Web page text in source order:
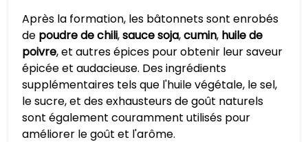
Après la formation, les bâtonnets sont enrobés
de poudre de chili,sauce soja,cumin, huile de
poivre, et autres épices pour obtenir leur saveur
épicée et audacieuse. Des ingrédients
supplémentaires tels que l'huile végétale, le sel,
le sucre, et des exhausteurs de goût naturels
sont également couramment utilisés pour
améliorer le goût et l'arôme.